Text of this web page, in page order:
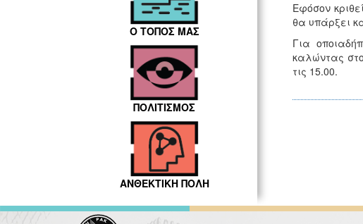
Ο ΤΟΠΟΣ ΜΑΣ
ΠΟΛΙΤΙΣΜΟΣ
ΑΝΘΕΚΤΙΚΗ ΠΟΛΗ
Εφόσον
θα υπάρξει
Για
καλώντας
τις 15.00.